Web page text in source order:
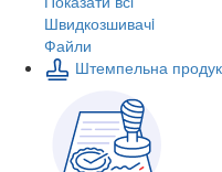
Швидкозшивачi
Файли
Штемпельна